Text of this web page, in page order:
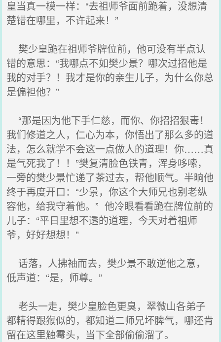
皇当真一模一样：“去祖师爷面前跪着，没想清
楚错在哪里，不许起来！”
樊少皇跪在祖师爷牌位前，他可没有半点认
错的意思：“我哪点不如樊少景？哪次过招他是
我的对手？！我才是你的亲生儿子，为什么你总
是偏袒他？”
“那是因为他下手仁慈，而你、你招招狠毒！
我们修道之人，仁心为本，你悟出了那么多的道
法，怎么就学不会这一点做人的道理！你……真
是气死我了！！”樊复清脸色铁青，浑身哆嗦，
一旁的樊少景忙递了茶过去，帮他顺气。半晌他
终于再度开口：“少景，你这个大师兄也别老纵
容他，给我守着他。” 他冷眼看看跪在牌位前的
儿子：“平日里想不透的道理，今天对着祖师
爷，好好想想！”
话落，人拂袖而去，樊少景不敢逆他之意，
低声道：“是，师尊。”
老头一走，樊少皇脸色更臭，翠微山各弟子
都精得跟猴似的，都知道二师兄坏脾气，哪还肯
留在这里触霉头，当下全部偷偷溜了。